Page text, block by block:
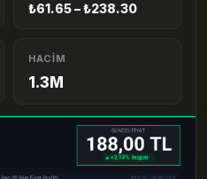
₺61.65 – ₺238.30
HACIM
1.3M